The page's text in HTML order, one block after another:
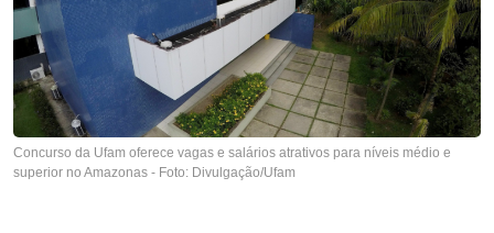
Concurso da Ufam oferece vagas e salários atrativos para níveis médio e
superior no Amazonas - Foto: Divulgação/Ufam